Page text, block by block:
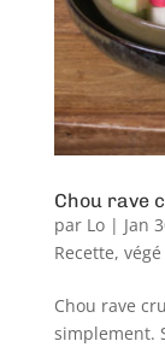
Chou rave
par Lo| Jan
Recette, végé
Chou rave
simplement.